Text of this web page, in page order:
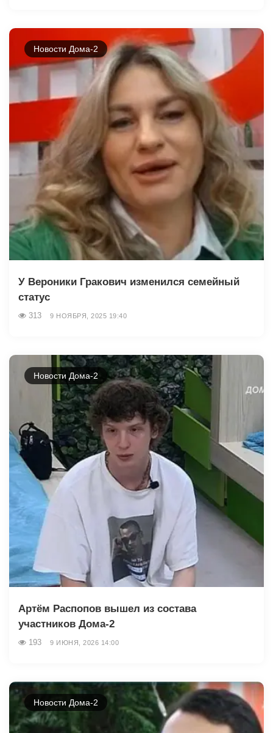
Новости Дома-2
У Вероники Гракович изменился семейный
статус
313 9 НОЯБРЯ, 2025 19:40
Новости Дома-2
Артём Распопов вышел из состава
участников Дома-2
193 9 ИЮНЯ, 2026 14:00
Новости Дома-2